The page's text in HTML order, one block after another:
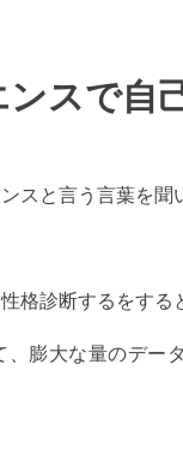
スで自
スと言う言葉を聞
格診断するをする
膨大な量のデー